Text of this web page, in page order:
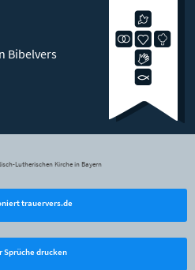
Bibelvers
Lutherischen Kirche in Bayern
trauervers.de
Sprüche drucken